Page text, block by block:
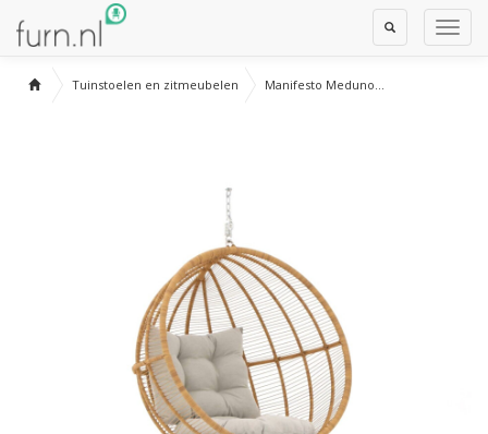
Toggle
Search
Tuinstoelen en zitmeubelen Manifesto Meduno...